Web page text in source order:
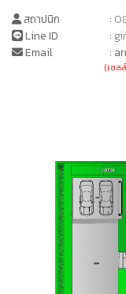
สถาปนิก :
Line ID
:
Email
:
(เซล